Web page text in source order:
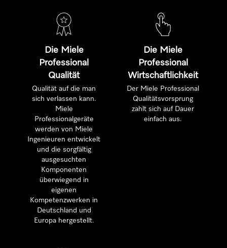
Die Miele
Professional
Qualität
Qualität auf die man
sich verlassen kann.
Miele
Professionalgeräte
werden von Miele
Ingenieuren entwickelt
und die sorgfältig
ausgesuchten
Komponenten
überwiegend in
eigenen
Kompetenzwerken in
Deutschland und
Europa hergestellt.
Die Miele
Professional
Wirtschaftlichkeit
Der Miele Professional
Qualitätsvorsprung
zahlt sich auf Dauer
einfach aus.